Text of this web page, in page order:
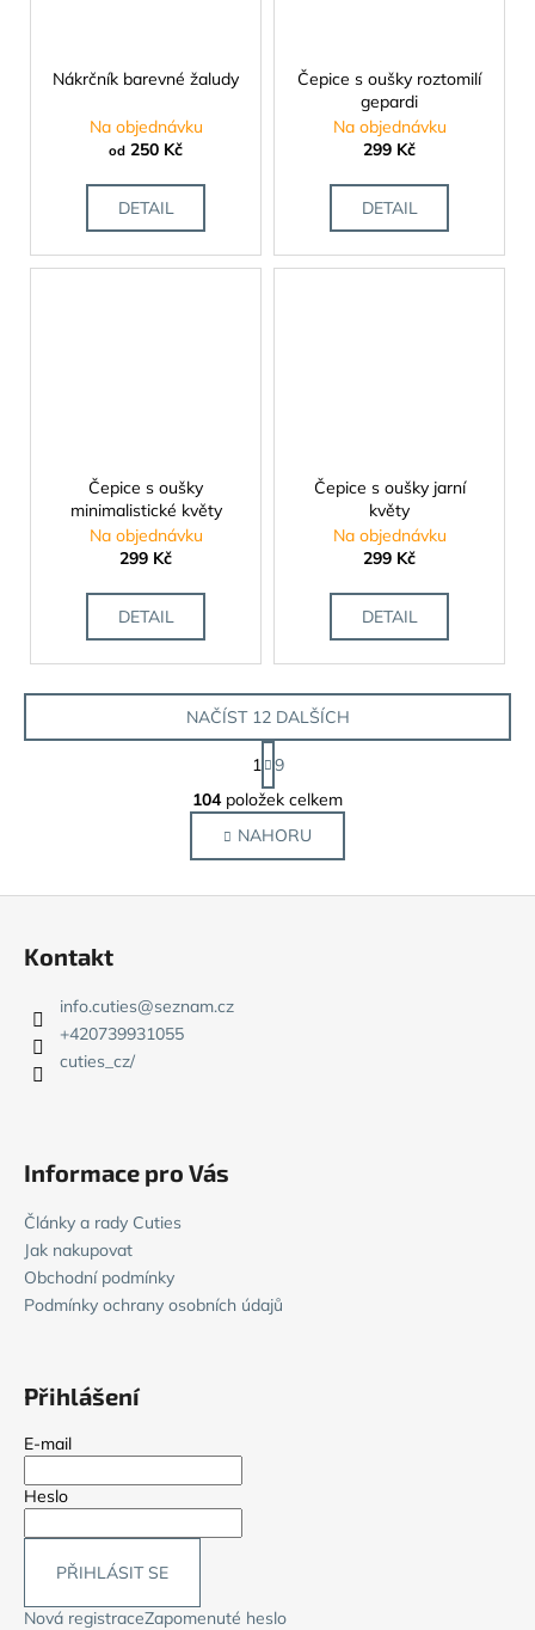
Nákrčník barevné žaludy
Na objednávku
od 250 Kč
DETAIL
Čepice s oušky roztomilí
gepardi
Na objednávku
299 Kč
DETAIL
Čepice s oušky
minimalistické květy
Na objednávku
299 Kč
DETAIL
Čepice s oušky jarní
květy
Na objednávku
299 Kč
DETAIL
O
v
l
á
d
NAČÍST 12 DALŠÍCH
S
t
r
á
n
k
1
9
104položek celkem
NAHORU
Kontakt
info.cuties@seznam.cz
+420739931055
cuties_cz/
Informace pro Vás
Články a rady Cuties
Jak nakupovat
Obchodní podmínky
Podmínky ochrany osobních údajů
Přihlášení
E-mail
Heslo
PŘIHLÁSIT SE
Nová registraceZapomenuté heslo